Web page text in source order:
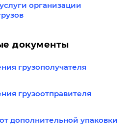
организации
документы
грузополучателя
грузоотправителя
дополнительной упаковки